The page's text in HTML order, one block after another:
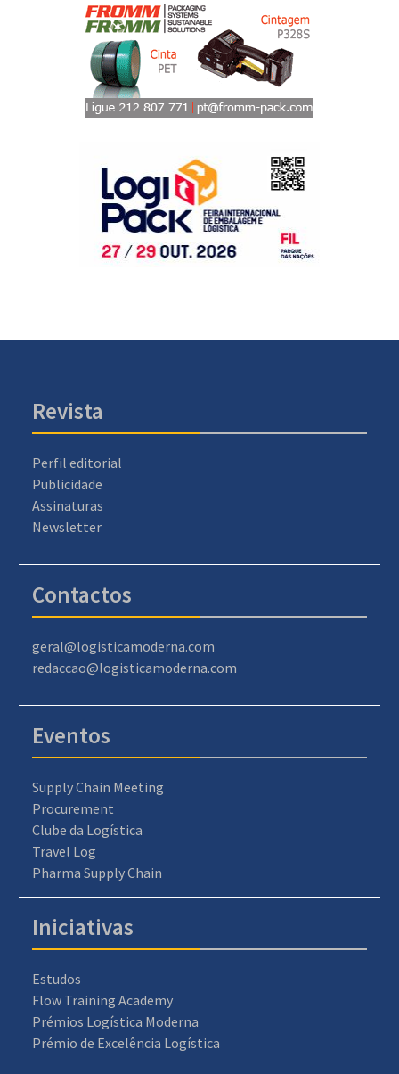
Revista
Perfil editorial
Publicidade
Assinaturas
Newsletter
Contactos
geral@logisticamoderna.com
redaccao@logisticamoderna.com
Eventos
Supply Chain Meeting
Procurement
Clube da Logística
Travel Log
Pharma Supply Chain
Iniciativas
Estudos
Flow Training Academy
Prémios Logística Moderna
Prémio de Excelência Logística